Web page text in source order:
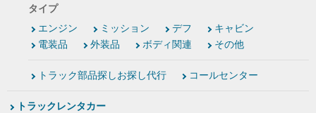
タイプ
エンジン
ミッション デフ
キャビン
電装品
外装品 ボディ関連 その他
トラック部品探しお探し代行 コールセンター
トラックレンタカー